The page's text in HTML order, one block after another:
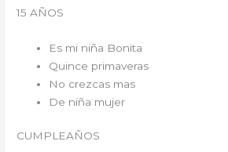
15 AÑOS
Es mi niña Bonita
Quince primaveras
No crezcas mas
De niña mujer
CUMPLEAÑOS